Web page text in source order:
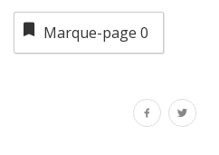
Marque-page 0